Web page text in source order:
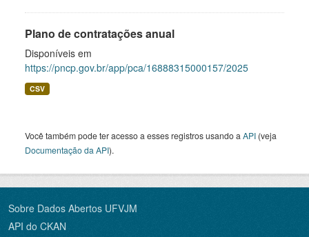
Plano de contratações anual
Disponíveis em
https://pncp.gov.br/app/pca/16888315000157/2025
CSV
Você também pode ter acesso a esses registros usando a API (veja
Documentação da API).
Sobre Dados Abertos UFVJM
API do CKAN